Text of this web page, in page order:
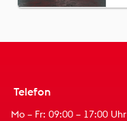
Telefon
Mo – Fr: 09:00 – 17:00 Uhr